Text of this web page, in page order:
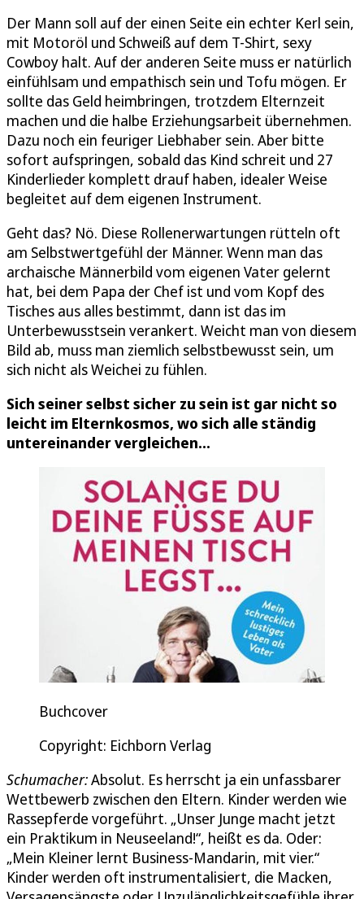
Der Mann soll auf der einen Seite ein echter Kerl sein,
mit Motoröl und Schweiß auf dem T-Shirt, sexy
Cowboy halt. Auf der anderen Seite muss er natürlich
einfühlsam und empathisch sein und Tofu mögen. Er
sollte das Geld heimbringen, trotzdem Elternzeit
machen und die halbe Erziehungsarbeit übernehmen.
Dazu noch ein feuriger Liebhaber sein. Aber bitte
sofort aufspringen, sobald das Kind schreit und 27
Kinderlieder komplett drauf haben, idealer Weise
begleitet auf dem eigenen Instrument.
Geht das? Nö. Diese Rollenerwartungen rütteln oft
am Selbstwertgefühl der Männer. Wenn man das
archaische Männerbild vom eigenen Vater gelernt
hat, bei dem Papa der Chef ist und vom Kopf des
Tisches aus alles bestimmt, dann ist das im
Unterbewusstsein verankert. Weicht man von diesem
Bild ab, muss man ziemlich selbstbewusst sein, um
sich nicht als Weichei zu fühlen.
Sich seiner selbst sicher zu sein ist gar nicht so
leicht im Elternkosmos, wo sich alle ständig
untereinander vergleichen...
Buchcover
Copyright: Eichborn Verlag
Schumacher:Absolut. Es herrscht ja ein unfassbarer
Wettbewerb zwischen den Eltern. Kinder werden wie
Rassepferde vorgeführt. „Unser Junge macht jetzt
ein Praktikum in Neuseeland!“, heißt es da. Oder:
„Mein Kleiner lernt Business-Mandarin, mit vier.“
Kinder werden oft instrumentalisiert, die Macken,